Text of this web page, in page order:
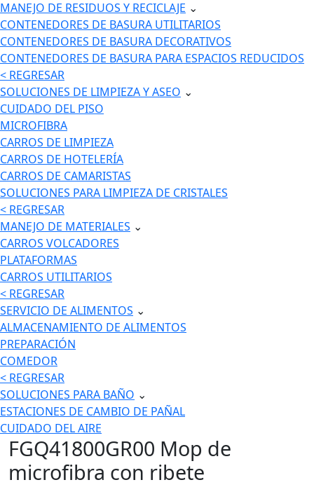
MANEJO DE RESIDUOS Y RECICLAJE ⌄
CONTENEDORES DE BASURA UTILITARIOS
CONTENEDORES DE BASURA DECORATIVOS
CONTENEDORES DE BASURA PARA ESPACIOS REDUCIDOS
< REGRESAR
SOLUCIONES DE LIMPIEZA Y ASEO ⌄
CUIDADO DEL PISO
MICROFIBRA
CARROS DE LIMPIEZA
CARROS DE HOTELERÍA
CARROS DE CAMARISTAS
SOLUCIONES PARA LIMPIEZA DE CRISTALES
< REGRESAR
MANEJO DE MATERIALES ⌄
CARROS VOLCADORES
PLATAFORMAS
CARROS UTILITARIOS
< REGRESAR
SERVICIO DE ALIMENTOS ⌄
ALMACENAMIENTO DE ALIMENTOS
PREPARACIÓN
COMEDOR
< REGRESAR
SOLUCIONES PARA BAÑO ⌄
ESTACIONES DE CAMBIO DE PAÑAL
CUIDADO DEL AIRE
FGQ41800GR00 Mop de
microfibra con ribete